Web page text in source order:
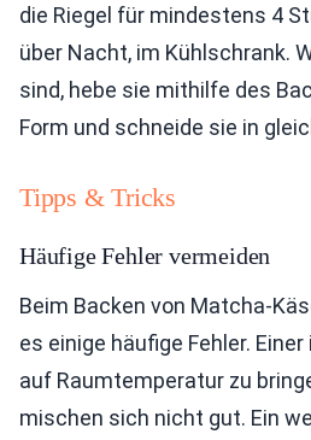
die Riegel für mindestens 4
über Nacht, im Kühlschrank.
sind, hebe sie mithilfe des
Form und schneide sie in
Tipps & Tricks
Häufige Fehler vermeiden
Beim Backen von Matcha-
es einige häufige Fehler.
auf Raumtemperatur zu
mischen sich nicht gut. Ein